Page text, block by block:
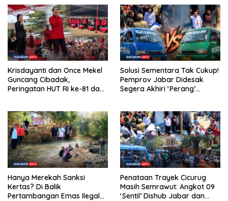
Krisdayanti dan Once Mekel
Guncang Cibadak,
Peringatan HUT RI ke-81 dan
Solusi Sementara Tak Cukup!
Pemprov Jabar Didesak
Segera Akhiri ‘Perang’
Hanya Merekah Sanksi
Kertas? Di Balik
Pertambangan Emas Ilegal
Penataan Trayek Cicurug
Masih Semrawut: Angkot 09
‘Sentil’ Dishub Jabar dan